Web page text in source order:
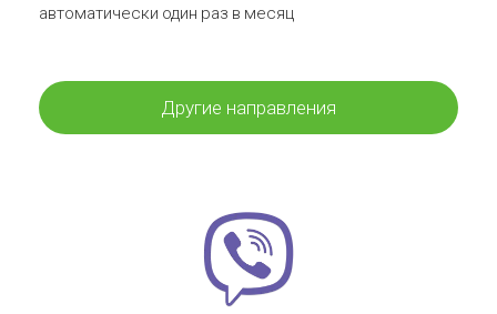
автоматически один раз в месяц
Другие направления